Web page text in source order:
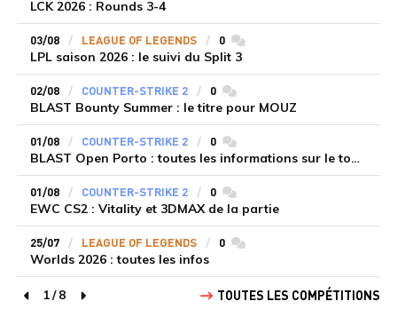
LCK 2026 : Rounds 3-4
03/08 LEAGUE OF LEGENDS 0commentaires
LPL saison 2026 : le suivi du Split 3
02/08 COUNTER-STRIKE 2 0commentaires
BLAST Bounty Summer : le titre pour MOUZ
01/08 COUNTER-STRIKE 2 0commentaires
BLAST Open Porto : toutes les informations sur le tournoi
01/08 COUNTER-STRIKE 2 0commentaires
EWC CS2 : Vitality et 3DMAX de la partie
25/07 LEAGUE OF LEGENDS 0commentaires
Worlds 2026 : toutes les infos
page précédente
1/8
page suivante
TOUTES LES COMPÉTITIONS